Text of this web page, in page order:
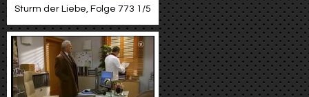
Sturm der Liebe, Folge 773 1/5